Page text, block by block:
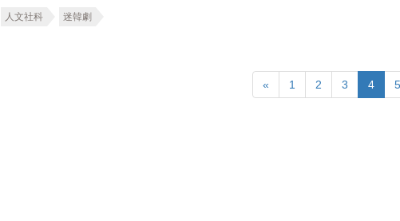
人文社科 迷韓劇
« 1 2 3 4 5